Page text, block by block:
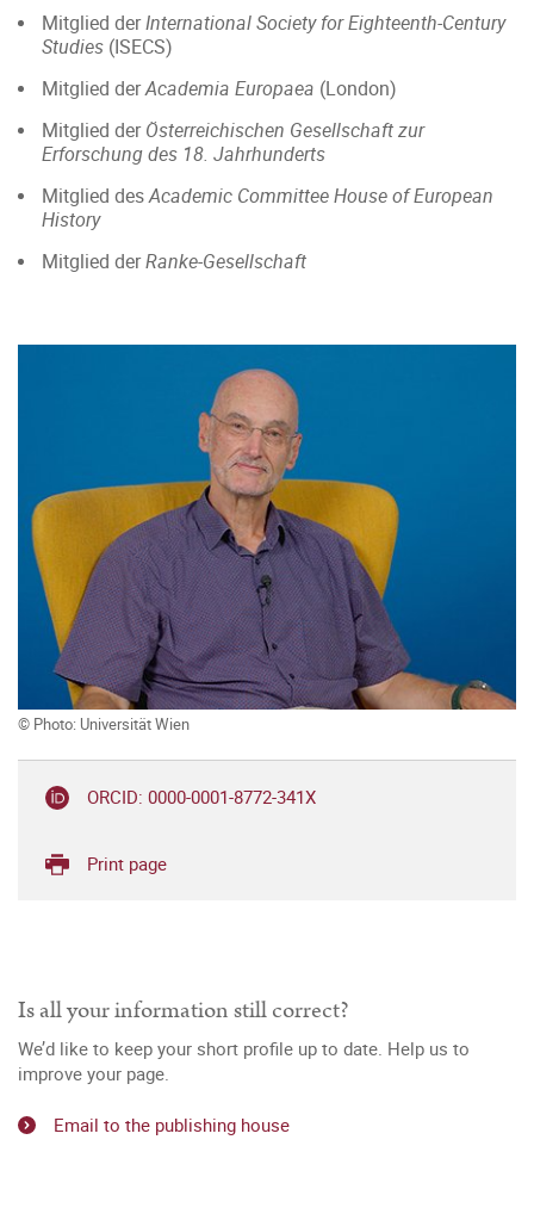
Mitglied derInternational Society for Eighteenth-Century
Studies (ISECS)
Mitglied derAcademia Europaea (London)
Mitglied derÖsterreichischen Gesellschaft zur
Erforschung des 18. Jahrhunderts
Mitglied desAcademic Committee House of European
History
Mitglied derRanke-Gesellschaft
© Photo: Universität Wien
ORCID: 0000-0001-8772-341X
Print page
Is all your information still correct?
We’d like to keep your short profile up to date. Help us to
improve your page.
Email to the publishing house